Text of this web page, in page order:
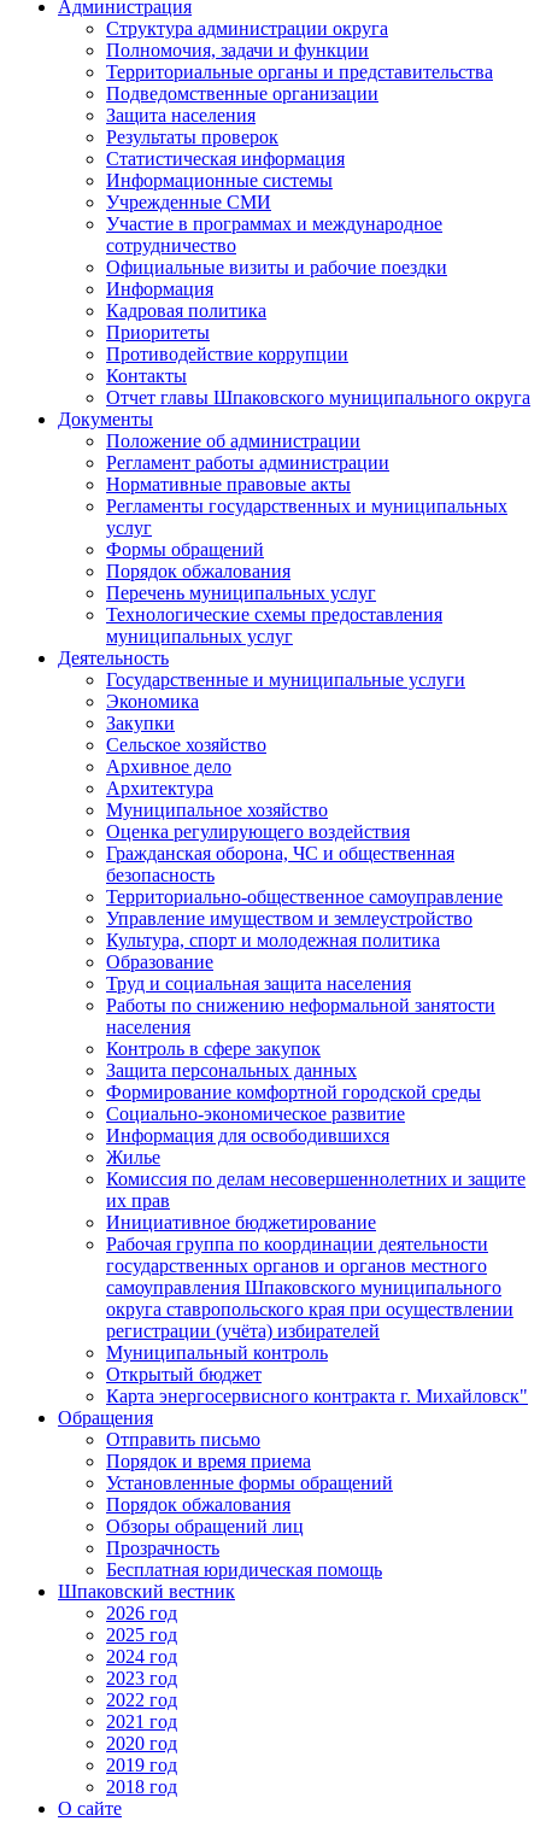
Администрация
Структура администрации округа
Полномочия, задачи и функции
Территориальные органы и представительства
Подведомственные организации
Защита населения
Результаты проверок
Статистическая информация
Информационные системы
Учрежденные СМИ
Участие в программах и международное
сотрудничество
Официальные визиты и рабочие поездки
Информация
Кадровая политика
Приоритеты
Противодействие коррупции
Контакты
Отчет главы Шпаковского муниципального округа
Документы
Положение об администрации
Регламент работы администрации
Нормативные правовые акты
Регламенты государственных и муниципальных
услуг
Формы обращений
Порядок обжалования
Перечень муниципальных услуг
Технологические схемы предоставления
муниципальных услуг
Деятельность
Государственные и муниципальные услуги
Экономика
Закупки
Сельское хозяйство
Архивное дело
Архитектура
Муниципальное хозяйство
Оценка регулирующего воздействия
Гражданская оборона, ЧС и общественная
безопасность
Территориально-общественное самоуправление
Управление имуществом и землеустройство
Культура, спорт и молодежная политика
Образование
Труд и социальная защита населения
Работы по снижению неформальной занятости
населения
Контроль в сфере закупок
Защита персональных данных
Формирование комфортной городской среды
Социально-экономическое развитие
Информация для освободившихся
Жилье
Комиссия по делам несовершеннолетних и защите
их прав
Инициативное бюджетирование
Рабочая группа по координации деятельности
государственных органов и органов местного
самоуправления Шпаковского муниципального
округа ставропольского края при осуществлении
регистрации (учёта) избирателей
Муниципальный контроль
Открытый бюджет
Карта энергосервисного контракта г. Михайловск"
Обращения
Отправить письмо
Порядок и время приема
Установленные формы обращений
Порядок обжалования
Обзоры обращений лиц
Прозрачность
Бесплатная юридическая помощь
Шпаковский вестник
2026 год
2025 год
2024 год
2023 год
2022 год
2021 год
2020 год
2019 год
2018 год
О сайте